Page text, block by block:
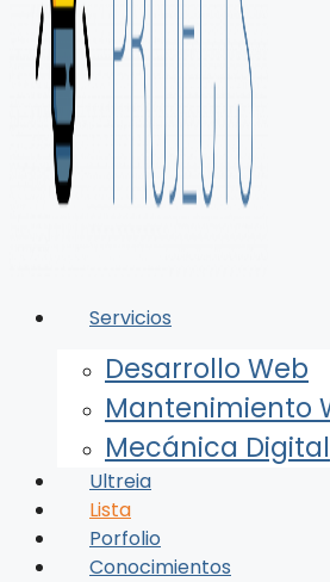
Servicios
Desarrollo Web
Mantenimiento
Mecánica Digital
Ultreia
Lista
Porfolio
Conocimientos